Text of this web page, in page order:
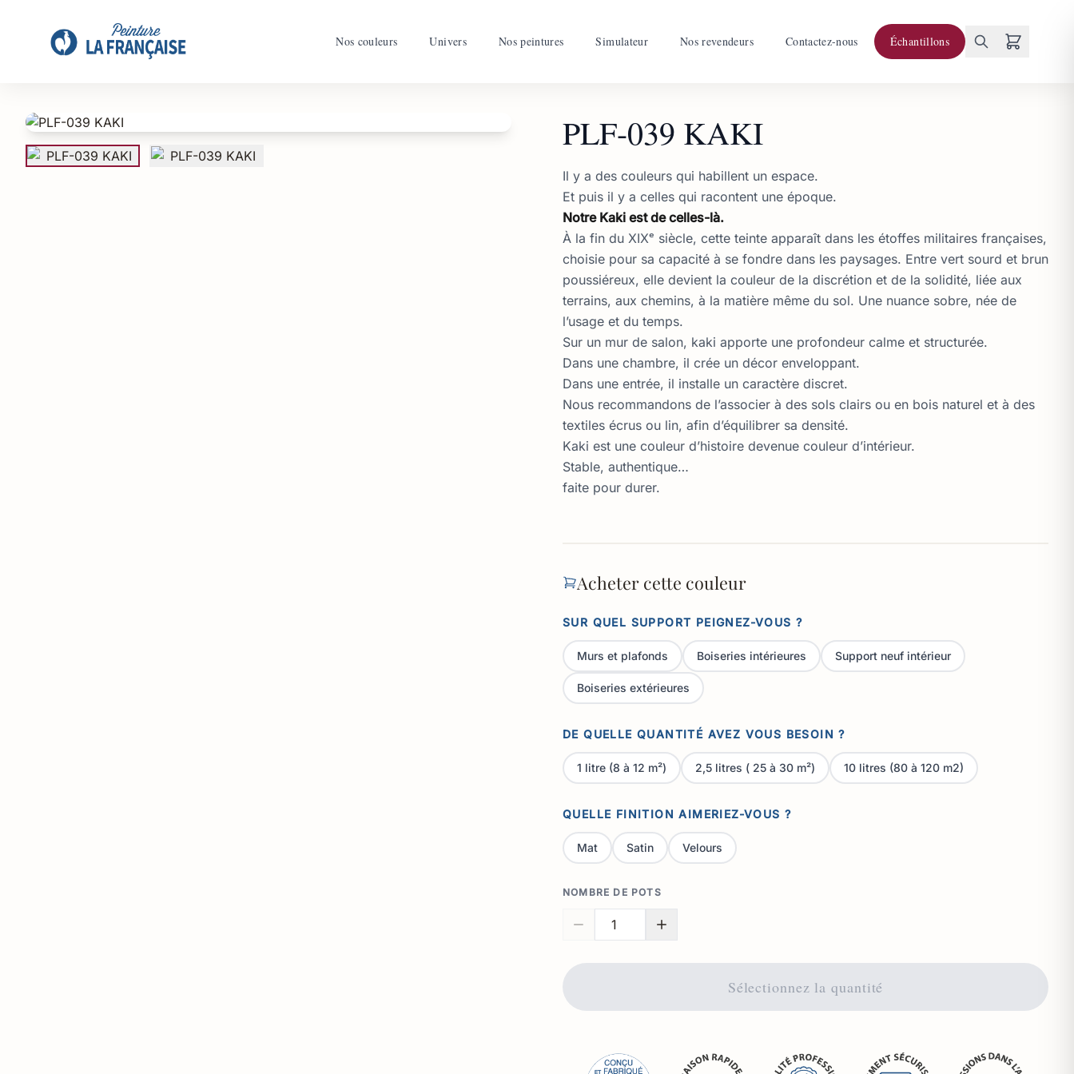
Nos couleurs Univers Nos peintures Simulateur Nos revendeurs Contactez-nous Échantillons
PLF-039 KAKI
Il y a des couleurs qui habillent un espace.
Et puis il y a celles qui racontent une époque.
Notre Kaki est de celles-là.
À la fin du XIXᵉ siècle, cette teinte apparaît dans les étoffes militaires françaises,
choisie pour sa capacité à se fondre dans les paysages. Entre vert sourd et brun
poussiéreux, elle devient la couleur de la discrétion et de la solidité, liée aux
terrains, aux chemins, à la matière même du sol. Une nuance sobre, née de
l’usage et du temps.
Sur un mur de salon, kaki apporte une profondeur calme et structurée.
Dans une chambre, il crée un décor enveloppant.
Dans une entrée, il installe un caractère discret.
Nous recommandons de l’associer à des sols clairs ou en bois naturel et à des
textiles écrus ou lin, afin d’équilibrer sa densité.
Kaki est une couleur d’histoire devenue couleur d’intérieur.
Stable, authentique…
faite pour durer.
Acheter cette couleur
SUR QUEL SUPPORT PEIGNEZ-VOUS ?
Murs et plafonds Boiseries intérieures Support neuf intérieur
Boiseries extérieures
DE QUELLE QUANTITÉ AVEZ VOUS BESOIN ?
1 litre (8 à 12 m²) 2,5 litres ( 25 à 30 m²) 10 litres (80 à 120 m2)
QUELLE FINITION AIMERIEZ-VOUS ?
Mat Satin Velours
NOMBRE DE POTS
Sélectionnez la quantité